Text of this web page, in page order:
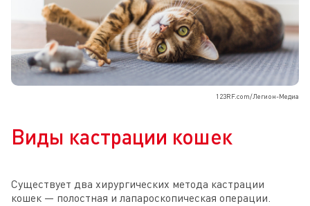
123RF.com/Легион-Медиа
Виды кастрации кошек
Существует два хирургических метода кастрации
кошек — полостная и лапароскопическая операции.